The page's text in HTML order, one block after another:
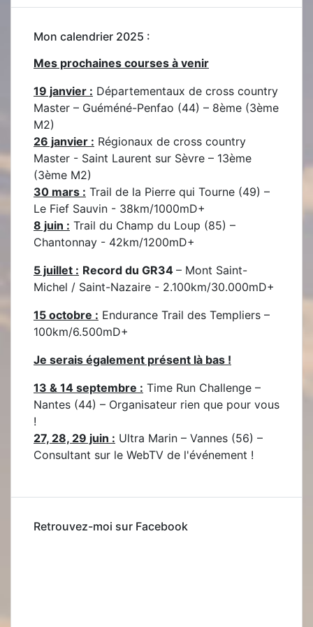
Mon calendrier 2025 :
Mes prochaines courses à venir
19 janvier : Départementaux de cross country
Master – Guéméné-Penfao (44) – 8ème (3ème
M2)
26 janvier : Régionaux de cross country
Master - Saint Laurent sur Sèvre – 13ème
(3ème M2)
30 mars : Trail de la Pierre qui Tourne (49) –
Le Fief Sauvin - 38km/1000mD+
8 juin : Trail du Champ du Loup (85) –
Chantonnay - 42km/1200mD+
5 juillet : Record du GR34 – Mont Saint-
Michel / Saint-Nazaire - 2.100km/30.000mD+
15 octobre : Endurance Trail des Templiers –
100km/6.500mD+
Je serais également présent là bas !
13 & 14 septembre : Time Run Challenge –
Nantes (44) – Organisateur rien que pour vous
!
27, 28, 29 juin : Ultra Marin – Vannes (56) –
Consultant sur le WebTV de l'événement !
Retrouvez-moi sur Facebook